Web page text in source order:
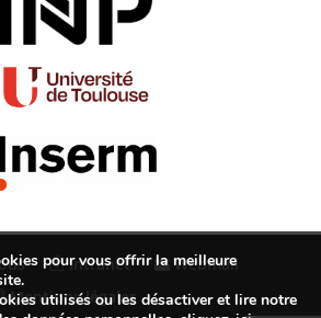
Intranet
Webmail
Mentions légales
pour vous offrir la meilleure
utilisés ou les désactiver et lire notre